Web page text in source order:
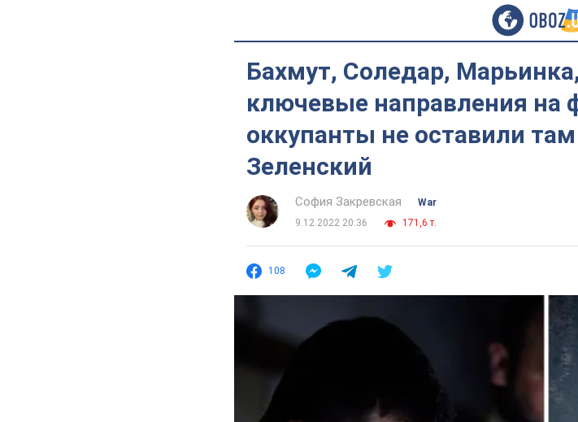
Бахмут, Соледар,
ключевые направления на
оккупанты не оставили
Зеленский
София Закревская
War
9.12.2022 20:36
171,6 т.
108